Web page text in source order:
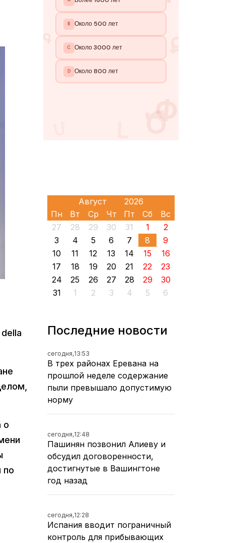
о
по
Пн Вт Ср Чт Пт Сб
Вс
27
28 29 30 31 1
2
3
4 5 6 7 8
9
10
11 12 13 14 15
16
17
18 19 20 21 22
23
24
25 26 27 28 29
30
31
1 2 3 4 5 6
Последние новости
сегодня,13:53
В трех районах Еревана на
прошлой неделе содержание
пыли превышало допустимую
норму
сегодня,12:48
Пашинян позвонил Алиеву и
обсудил договоренности,
достигнутые в Вашингтоне
год назад
сегодня,12:28
Испания вводит пограничный
контроль для прибывающих